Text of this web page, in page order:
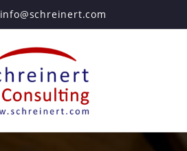
info@schreinert.com